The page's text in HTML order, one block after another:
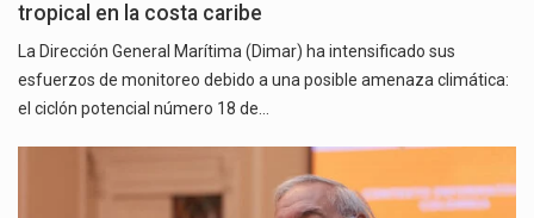
tropical en la costa caribe
La Dirección General Marítima (Dimar) ha intensificado sus
esfuerzos de monitoreo debido a una posible amenaza climática:
el ciclón potencial número 18 de…